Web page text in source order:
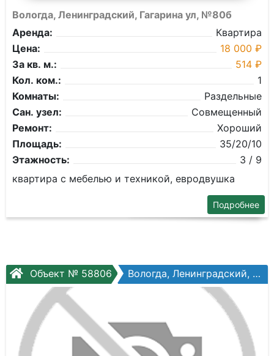
Вологда, Ленинградский, Гагарина ул, №80б
Аренда:
Квартира
Цена:
18 000 ₽
За кв. м.:
514 ₽
Кол. ком.:
1
Комнаты:
Раздельные
Сан. узел:
Совмещенный
Ремонт:
Хороший
Площадь:
35/20/10
Этажность:
3 / 9
квартира с мебелью и техникой, евродвушка
Подробнее
Объект № 58806 Вологда, Ленинградский, Гагарина ул, №70